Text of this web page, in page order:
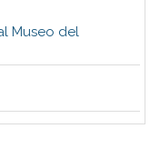
Museo del